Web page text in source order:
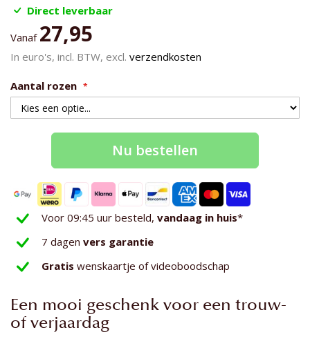
Direct leverbaar
Vanaf 27,95
In euro's, incl. BTW, excl. verzendkosten
Aantal rozen
Nu bestellen
Voor 09:45 uur besteld, vandaag in huis*
7 dagen vers garantie
Gratis wenskaartje of videoboodschap
Een mooi geschenk voor een trouw-
of verjaardag
van
afbeeldingen-
gallerij